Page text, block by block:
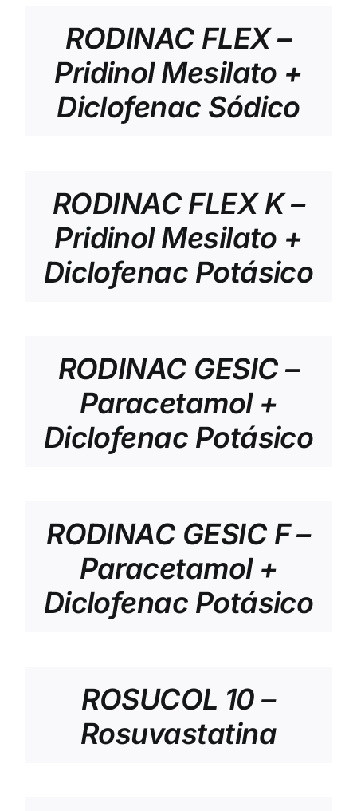
RODINAC FLEX –
Pridinol Mesilato +
Diclofenac Sódico
RODINAC FLEX K –
Pridinol Mesilato +
Diclofenac Potásico
RODINAC GESIC –
Paracetamol +
Diclofenac Potásico
RODINAC GESIC F –
Paracetamol +
Diclofenac Potásico
ROSUCOL 10 –
Rosuvastatina